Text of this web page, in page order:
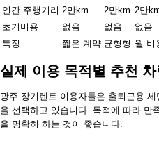
연간 주행거리 2만km 2만km 2만
초기비용
없음 없음
없음
특징
짧은 계약 균형형 월 비
실제 이용 목적별 추천 차
광주 장기렌트 이용자들은 출퇴근용
을 선택하고 있습니다. 목적에 따라 만
을 명확히 하는 것이 좋습니다.